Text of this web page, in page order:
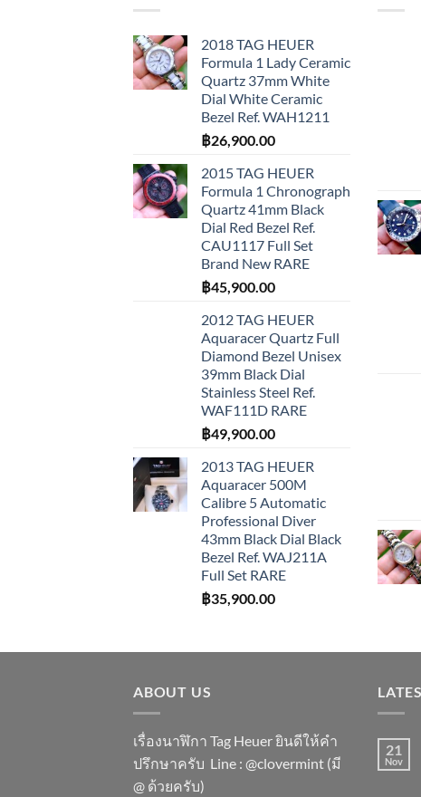
2018 TAG HEUER
Formula 1 Lady Ceramic
Quartz 37mm White
Dial White Ceramic
Bezel Ref. WAH1211
฿26,900.00
2015 TAG HEUER
Formula 1 Chronograph
Quartz 41mm Black
Dial Red Bezel Ref.
CAU1117 Full Set
Brand New RARE
฿45,900.00
2012 TAG HEUER
Aquaracer Quartz Full
Diamond Bezel Unisex
39mm Black Dial
Stainless Steel Ref.
WAF111D RARE
฿49,900.00
2013 TAG HEUER
Aquaracer 500M
Calibre 5 Automatic
Professional Diver
43mm Black Dial Black
Bezel Ref. WAJ211A
Full Set RARE
฿35,900.00
ABOUT US
เรื่องนาฬิกา Tag Heuer ยินดีให้คำ
ปรึกษาครับ ​Line : @clovermint (มี
@ ด้วยครับ)
21
Nov